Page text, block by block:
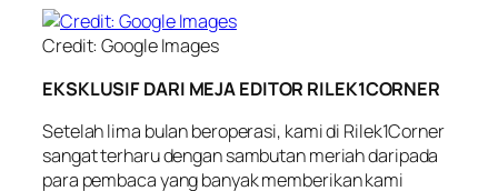
Credit: Google Images
EKSKLUSIF DARI MEJA EDITOR RILEK1CORNER
Setelah lima bulan beroperasi, kami di Rilek1Corner
sangat terharu dengan sambutan meriah daripada
para pembaca yang banyak memberikan kami